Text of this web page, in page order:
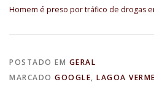
Homem é preso por tráfico de drogas
POSTADO EM GERAL
MARCADO GOOGLE, LAGOA